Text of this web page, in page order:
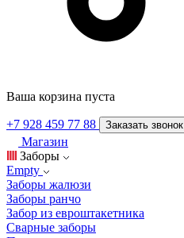
Ваша корзина пуста
+7 928 459 77 88 Заказать звонок
Магазин
Заборы
Empty
Заборы жалюзи
Заборы ранчо
Забор из евроштакетника
Сварные заборы